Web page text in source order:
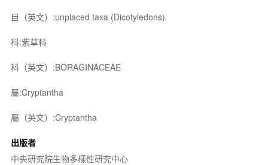
目（英文）:unplaced taxa (Dicotyledons)
科:紫草科
科（英文）:BORAGINACEAE
屬:Cryptantha
屬（英文）:Cryptantha
出版者
中央研究院生物多樣性研究中心